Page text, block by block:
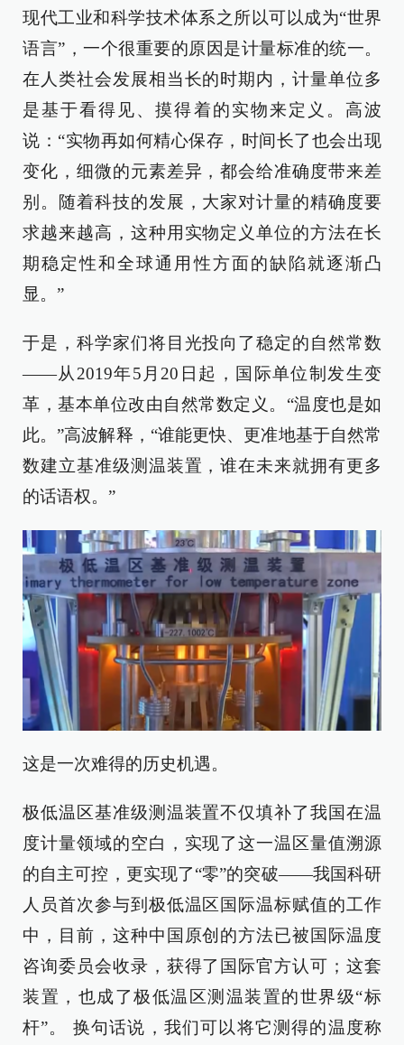
现代工业和科学技术体系之所以可以成为“世界
语言”，一个很重要的原因是计量标准的统一。
在人类社会发展相当长的时期内，计量单位多
是基于看得见、摸得着的实物来定义。高波
说：“实物再如何精心保存，时间长了也会出现
变化，细微的元素差异，都会给准确度带来差
别。随着科技的发展，大家对计量的精确度要
求越来越高，这种用实物定义单位的方法在长
期稳定性和全球通用性方面的缺陷就逐渐凸
显。”
于是，科学家们将目光投向了稳定的自然常数
——从2019年5月20日起，国际单位制发生变
革，基本单位改由自然常数定义。“温度也是如
此。”高波解释，“谁能更快、更准地基于自然常
数建立基准级测温装置，谁在未来就拥有更多
的话语权。”
这是一次难得的历史机遇。
极低温区基准级测温装置不仅填补了我国在温
度计量领域的空白，实现了这一温区量值溯源
的自主可控，更实现了“零”的突破——我国科研
人员首次参与到极低温区国际温标赋值的工作
中，目前，这种中国原创的方法已被国际温度
咨询委员会收录，获得了国际官方认可；这套
装置，也成了极低温区测温装置的世界级“标
杆”。 换句话说，我们可以将它测得的温度称